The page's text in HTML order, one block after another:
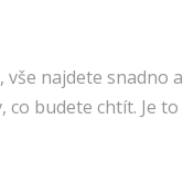
najdete snadno a
budete chtít. Je to